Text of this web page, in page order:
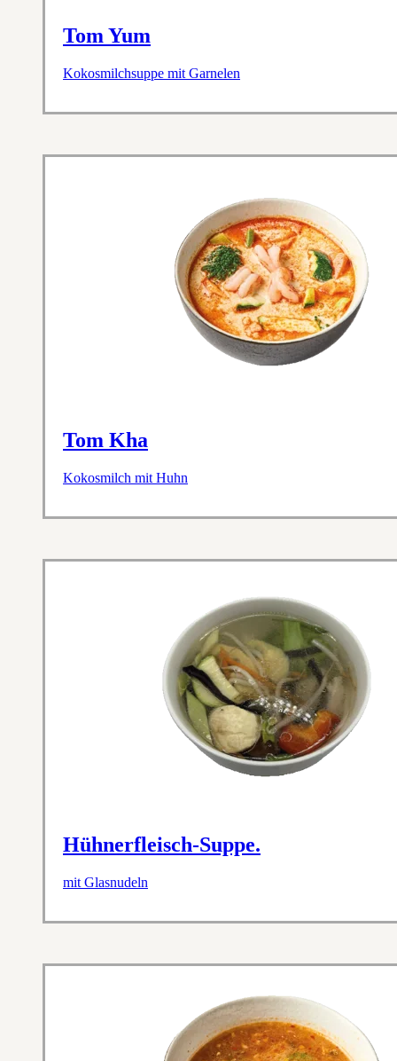
Tom Yum
Kokosmilchsuppe mit Garnelen
Tom Kha
Kokosmilch mit Huhn
Hühnerfleisch-Suppe.
mit Glasnudeln